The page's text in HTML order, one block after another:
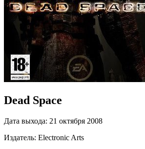
Dead Space
Дата выхода: 21 октября 2008
Издатель: Electronic Arts